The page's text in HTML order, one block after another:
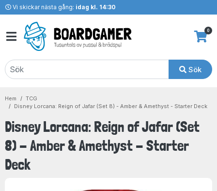
Vi skickar nästa gång: idag kl. 14:30
Sök
0
Hem
TCG
Disney Lorcana: Reign of Jafar (Set 8) - Amber & Amethyst - Starter Deck
Disney Lorcana: Reign of Jafar (Set
8) - Amber & Amethyst - Starter
Deck